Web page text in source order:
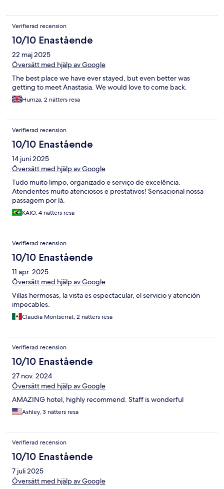
Verifierad recension
10/10 Enastående
22 maj 2025
Översätt med hjälp av Google
The best place we have ever stayed, but even better was
getting to meet Anastasia. We would love to come back.
Humza, 2 nätters resa
Verifierad recension
10/10 Enastående
14 juni 2025
Översätt med hjälp av Google
Tudo muito limpo, organizado e serviço de excelência.
Atendentes muito atenciosos e prestativos! Sensacional nossa
passagem por lá.
KAIO, 4 nätters resa
Verifierad recension
10/10 Enastående
11 apr. 2025
Översätt med hjälp av Google
Villas hermosas, la vista es espectacular, el servicio y atención
impecables.
Claudia Montserrat, 2 nätters resa
Verifierad recension
10/10 Enastående
27 nov. 2024
Översätt med hjälp av Google
AMAZING hotel, highly recommend. Staff is wonderful
Ashley, 3 nätters resa
Verifierad recension
10/10 Enastående
7 juli 2025
Översätt med hjälp av Google